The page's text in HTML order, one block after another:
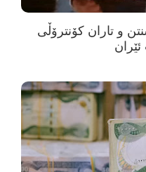
و تاران کۆنترۆڵی